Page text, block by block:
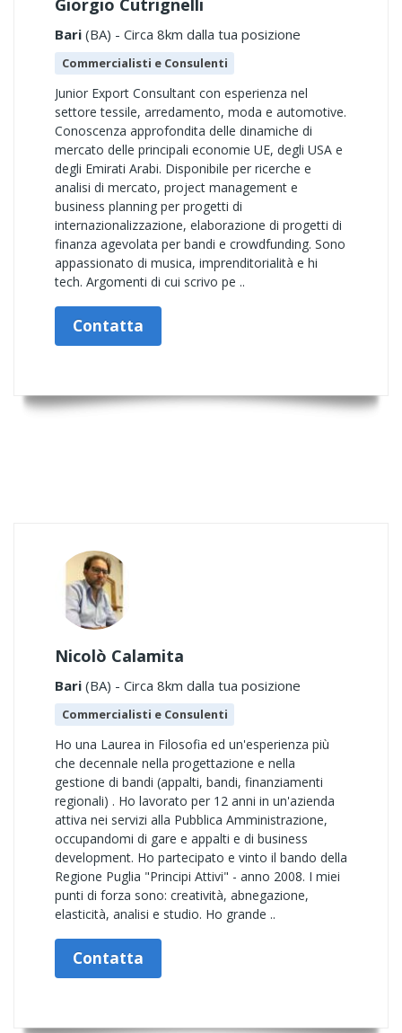
Giorgio Cutrignelli
Bari (BA) - Circa 8km dalla tua posizione
Commercialisti e Consulenti
Junior Export Consultant con esperienza nel
settore tessile, arredamento, moda e automotive.
Conoscenza approfondita delle dinamiche di
mercato delle principali economie UE, degli USA e
degli Emirati Arabi. Disponibile per ricerche e
analisi di mercato, project management e
business planning per progetti di
internazionalizzazione, elaborazione di progetti di
finanza agevolata per bandi e crowdfunding. Sono
appassionato di musica, imprenditorialità e hi
tech. Argomenti di cui scrivo pe ..
Contatta
Nicolò Calamita
Bari (BA) - Circa 8km dalla tua posizione
Commercialisti e Consulenti
Ho una Laurea in Filosofia ed un'esperienza più
che decennale nella progettazione e nella
gestione di bandi (appalti, bandi, finanziamenti
regionali) . Ho lavorato per 12 anni in un'azienda
attiva nei servizi alla Pubblica Amministrazione,
occupandomi di gare e appalti e di business
development. Ho partecipato e vinto il bando della
Regione Puglia "Principi Attivi" - anno 2008. I miei
punti di forza sono: creatività, abnegazione,
elasticità, analisi e studio. Ho grande ..
Contatta